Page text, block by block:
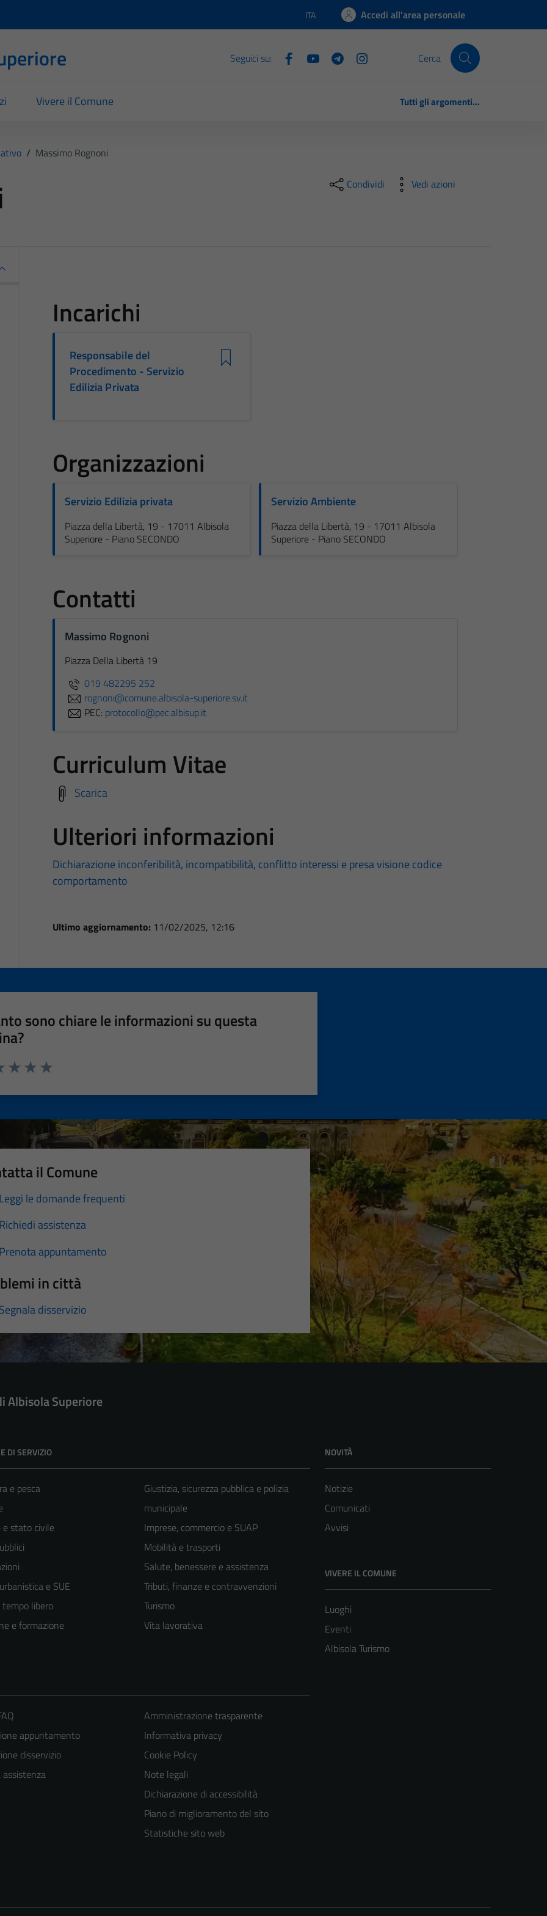
Lingua attiva:
ITA Accedi all'area personale
Seguici su: Cerca
Vivere il Comune Tutti gli argomenti...
/ Massimo Rognoni
Condividi Vedi azioni
Incarichi
Responsabile del
Procedimento - Servizio
Edilizia Privata
Organizzazioni
Servizio Edilizia privata
Piazza della Libertà, 19 - 17011 Albisola
Superiore - Piano SECONDO
Servizio Ambiente
Piazza della Libertà, 19 - 17011 Albisola
Superiore - Piano SECONDO
Contatti
Massimo Rognoni
Piazza Della Libertà 19
019 482295 252
rognoni@comune.albisola-superiore.sv.it
PEC: protocollo@pec.albisup.it
Curriculum Vitae
Scarica
Ulteriori informazioni
Dichiarazione inconferibilità, incompatibilità, conflitto interessi e presa visione codice
comportamento
Ultimo aggiornamento: 11/02/2025, 12:16
sono chiare le informazioni su questa
il Comune
Leggi le domande frequenti
Richiedi assistenza
Prenota appuntamento
in città
Segnala disservizio
Albisola Superiore
DI SERVIZIO
e pesca
e stato civile
e SUE
libero
e formazione
Giustizia, sicurezza pubblica e polizia
municipale
Imprese, commercio e SUAP
Mobilità e trasporti
Salute, benessere e assistenza
Tributi, finanze e contravvenzioni
Turismo
Vita lavorativa
NOVITÀ
Notizie
Comunicati
Avvisi
VIVERE IL COMUNE
Luoghi
Eventi
Albisola Turismo
appuntamento
disservizio
assistenza
Amministrazione trasparente
Informativa privacy
Cookie Policy
Note legali
Dichiarazione di accessibilità
Piano di miglioramento del sito
Statistiche sito web